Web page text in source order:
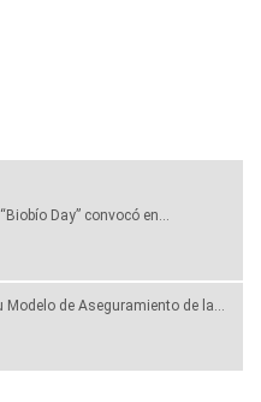
Day” convocó en...
de Aseguramiento de la...